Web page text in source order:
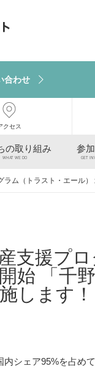
合わせ
クセス
の取り組み
WHAT WE DO
参
GET
ム（トラスト・エール
支援プロ
始 「千
します！
シェア95%を占め